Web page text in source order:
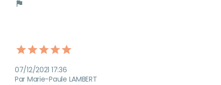
flag
07/12/2021 17:36
Par Marie-Paule LAMBERT